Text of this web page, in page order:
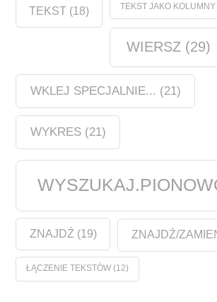
TEKST (18) TEKST JAKO KOLUMNY
WIERSZ(29)
WKLEJ SPECJALNIE... (21)
WYKRES(21)
ZNAJDŹ (19) ZNAJDŹ/
ŁĄCZENIE TEKSTÓW (12)